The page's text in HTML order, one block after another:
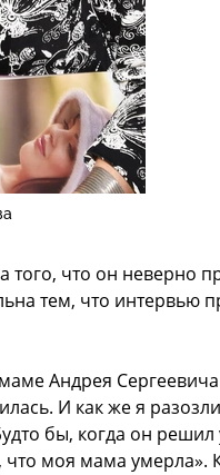
того, что он неверно
тем, что интервью
Андрея
И как же я
бы, когда он решил
что моя мама умерла».